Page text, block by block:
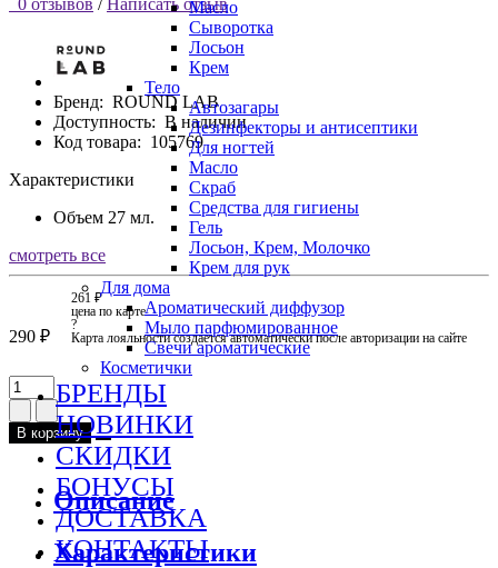
Масло
Сыворотка
Лосьон
Крем
Тело
Автозагары
Дезинфекторы и антисептики
Для ногтей
Масло
Скраб
Средства для гигиены
Гель
Лосьон, Крем, Молочко
Крем для рук
Для дома
Ароматический диффузор
Мыло парфюмированное
Свечи ароматические
Косметички
БРЕНДЫ
НОВИНКИ
СКИДКИ
БОНУСЫ
ДОСТАВКА
КОНТАКТЫ
Бренд: ROUND LAB
Доступность: В наличии
Код товара: 105769
Характеристики
Объем 27 мл.
смотреть все
290 ₽
261 ₽
цена по карте
?
Карта лояльности создается автоматически после авторизации на сайте
В корзину
Описание
Характеристики